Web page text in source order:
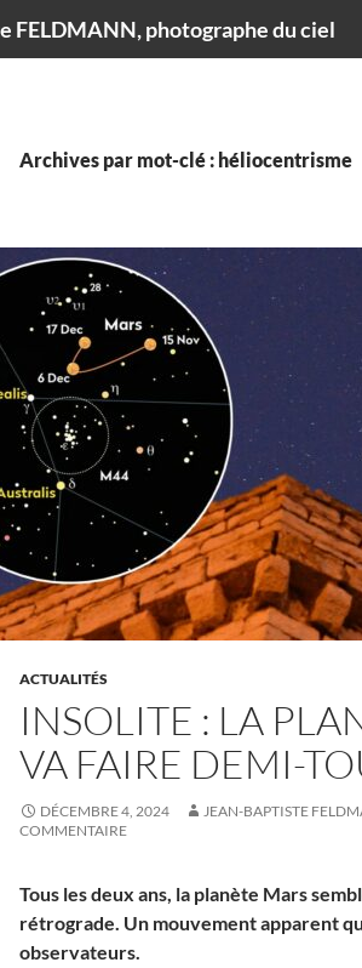
FELDMANN, photographe du ciel
Archives par mot-clé : héliocentrisme
ACTUALITÉS
INSOLITE : LA
VA FAIRE DEMI-
DÉCEMBRE 4, 2024 JEAN-BAPTISTE
COMMENTAIRE
Tous les deux ans, la planète Mars
rétrograde. Un mouvement apparent
observateurs.